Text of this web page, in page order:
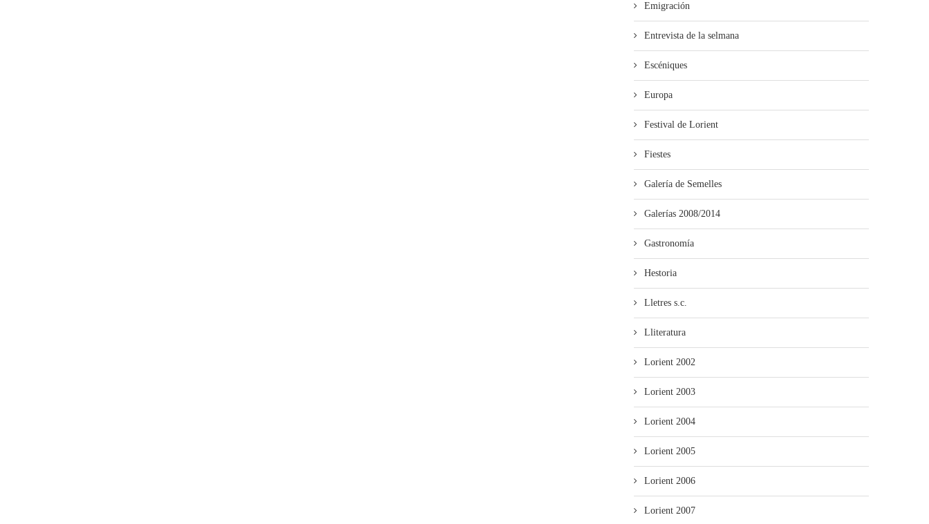
Emigración
Entrevista de la selmana
Escéniques
Europa
Festival de Lorient
Fiestes
Galería de Semelles
Galerías 2008/2014
Gastronomía
Hestoria
Lletres s.c.
Lliteratura
Lorient 2002
Lorient 2003
Lorient 2004
Lorient 2005
Lorient 2006
Lorient 2007